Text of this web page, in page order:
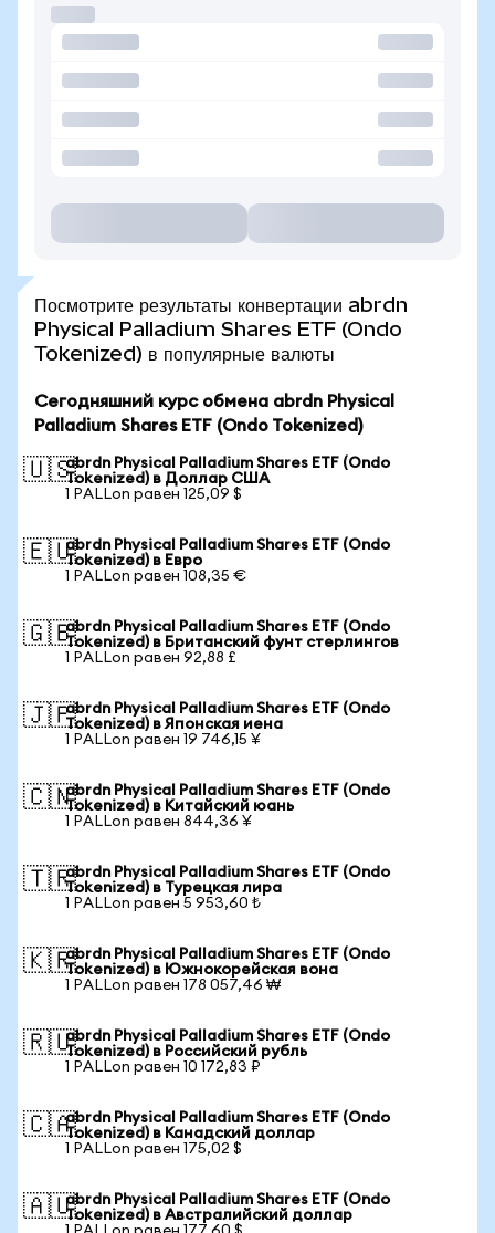
Посмотрите результаты конвертации abrdn
Physical Palladium Shares ETF (Ondo
Tokenized) в популярные валюты
Сегодняшний курс обмена abrdn Physical
Palladium Shares ETF (Ondo Tokenized)
🇺🇸abrdn Physical Palladium Shares ETF (Ondo
Tokenized) в Доллар США
1 PALLon равен 125,09 $
🇪🇺abrdn Physical Palladium Shares ETF (Ondo
Tokenized) в Евро
1 PALLon равен 108,35 €
🇬🇧abrdn Physical Palladium Shares ETF (Ondo
Tokenized) в Британский фунт стерлингов
1 PALLon равен 92,88 £
🇯🇵abrdn Physical Palladium Shares ETF (Ondo
Tokenized) в Японская иена
1 PALLon равен 19 746,15 ¥
🇨🇳abrdn Physical Palladium Shares ETF (Ondo
Tokenized) в Китайский юань
1 PALLon равен 844,36 ¥
🇹🇷abrdn Physical Palladium Shares ETF (Ondo
Tokenized) в Турецкая лира
1 PALLon равен 5 953,60 ₺
🇰🇷abrdn Physical Palladium Shares ETF (Ondo
Tokenized) в Южнокорейская вона
1 PALLon равен 178 057,46 ₩
🇷🇺abrdn Physical Palladium Shares ETF (Ondo
Tokenized) в Российский рубль
1 PALLon равен 10 172,83 ₽
🇨🇦abrdn Physical Palladium Shares ETF (Ondo
Tokenized) в Канадский доллар
1 PALLon равен 175,02 $
🇦🇺abrdn Physical Palladium Shares ETF (Ondo
Tokenized) в Австралийский доллар